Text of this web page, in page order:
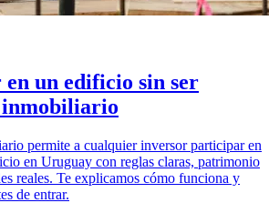
un edificio sin ser
permite a cualquier inversor participar en
en Uruguay con reglas claras, patrimonio
reales. Te explicamos cómo funciona y
de entrar.